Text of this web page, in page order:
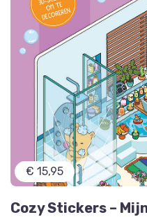
€ 15,95
Cozy Stickers –